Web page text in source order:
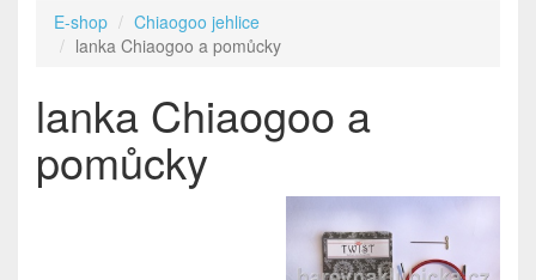
E-shop
Chiaogoo jehlice
lanka Chiaogoo a pomůcky
lanka Chiaogoo a
pomůcky